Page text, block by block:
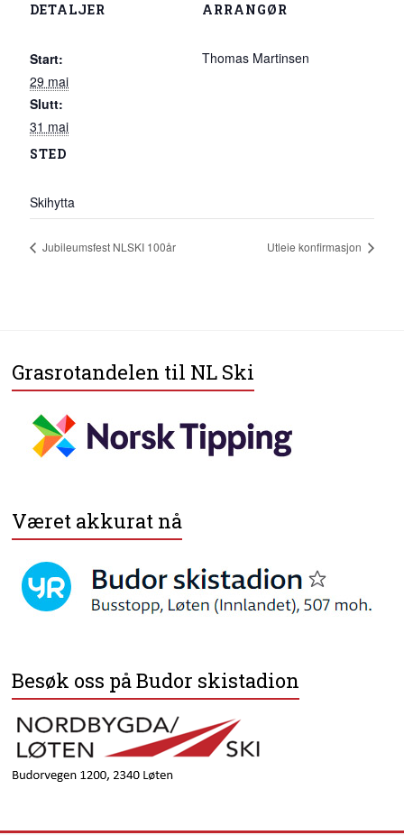
DETALJER
Start:
29 mai
Slutt:
31 mai
STED
Skihytta
ARRANGØR
Thomas Martinsen
Jubileumsfest NLSKI 100år Utleie konfirmasjon
Grasrotandelen til NL Ski
Været akkurat nå
Besøk oss på Budor skistadion